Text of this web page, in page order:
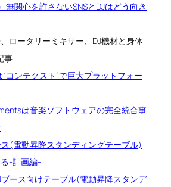
無関心を許さないSNSとDJはどう向き
ロータリーミキサー、DJ機材と身体
事
“コンテクスト”で巨大プラットフォー
は音楽ソフトウェアの完全統合事
(電動昇降スタンディングテーブル)
-計画編-
ース向けテーブル(電動昇降スタンデ